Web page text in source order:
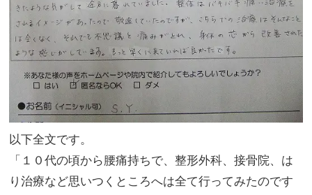
以下全文です。
「１０代の頃から腰痛持ちで、整形外科、接骨院、は
り治療など思いつくところへは全て行ってみたのです